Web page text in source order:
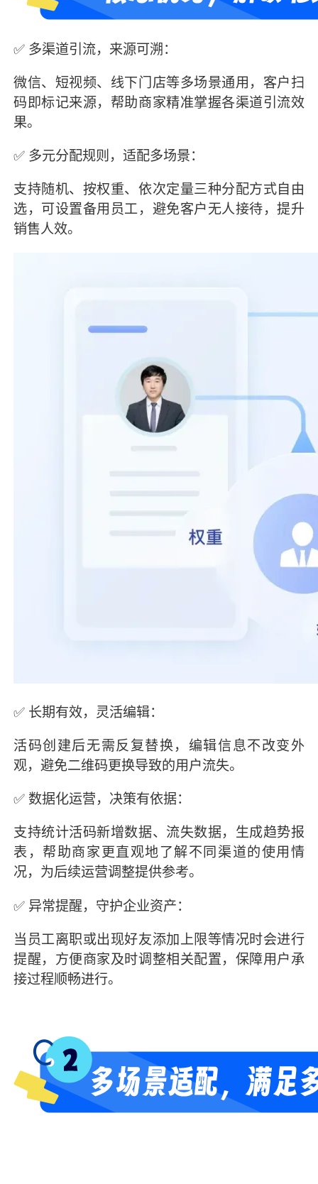
✅ 多渠道引流，来源可溯：
微信、短视频、线下门店等多场景通用，客户扫
码即标记来源，帮助商家精准掌握各渠道引流效
果。
✅ 多元分配规则，适配多场景：
支持随机、按权重、依次定量三种分配方式自由
选，可设置备用员工，避免客户无人接待，提升
销售人效。
✅ 长期有效，灵活编辑：
活码创建后无需反复替换，编辑信息不改变外
观，避免二维码更换导致的用户流失。
✅ 数据化运营，决策有依据：
支持统计活码新增数据、流失数据，生成趋势报
表，帮助商家更直观地了解不同渠道的使用情
况，为后续运营调整提供参考。
✅ 异常提醒，守护企业资产：
当员工离职或出现好友添加上限等情况时会进行
提醒，方便商家及时调整相关配置，保障用户承
接过程顺畅进行。